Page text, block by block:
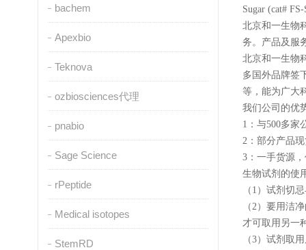
bachem
Apexbio
Teknova
ozbiosciences代理
pnabio
Sage Science
rPeptide
Medical isotopes
StemRD
Sugar (cat# FS-
北京和一生物
务。产品及服
北京和一生物
多国外品牌签
等，能为广大
我们公司的优
1：与500多家
2：部分产品
3：一手货源
生物试剂的使
（1）试剂切
（2）要用洁
才可取用另一
（3）试剂取